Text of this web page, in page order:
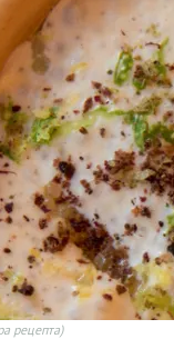
рецепта)